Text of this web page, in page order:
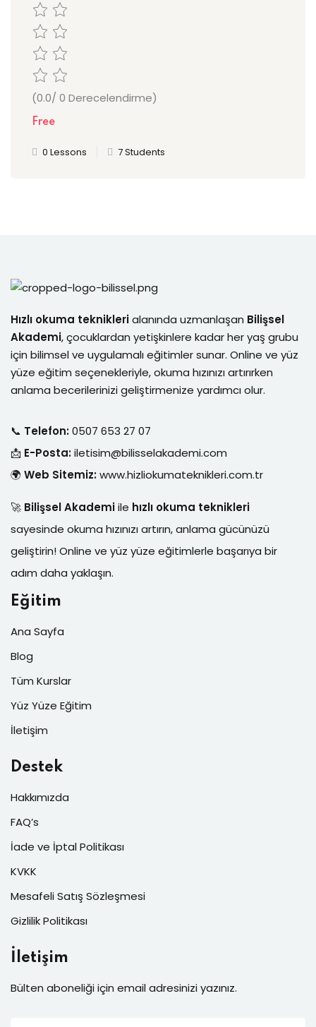
(0.0/ 0 Derecelendirme)
Free
0 Lessons 7 Students
Hızlı okuma tekniklerialanında uzmanlaşan Bilişsel
Akademi, çocuklardan yetişkinlere kadar her yaş grubu
için bilimsel ve uygulamalı eğitimler sunar. Online ve yüz
yüze eğitim seçenekleriyle, okuma hızınızı artırırken
anlama becerilerinizi geliştirmenize yardımcı olur.
📞 Telefon:0507 653 27 07
📩 E-Posta:iletisim@bilisselakademi.com
🌍 Web Sitemiz:www.hizliokumateknikleri.com.tr
🚀 Bilişsel Akademiile hızlı okuma teknikleri
sayesinde okuma hızınızı artırın, anlama gücünüzü
geliştirin! Online ve yüz yüze eğitimlerle başarıya bir
adım daha yaklaşın.
Eğitim
Ana Sayfa
Blog
Tüm Kurslar
Yüz Yüze Eğitim
İletişim
Destek
Hakkımızda
FAQ’s
İade ve İptal Politikası
KVKK
Mesafeli Satış Sözleşmesi
Gizlilik Politikası
İletişim
Bülten aboneliği için email adresinizi yazınız.